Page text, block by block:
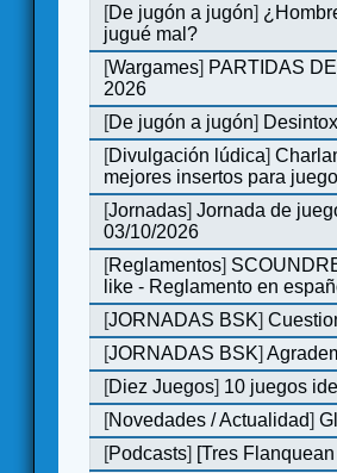
[De jugón a jugón]
jugué mal?
[Wargames] PARTIDAS
2026
[De jugón a jugón]
[Divulgación lúdica]
mejores insertos para
[Jornadas]Jornada de
03/10/2026
[Reglamentos]
like - Reglamento en
[JORNADAS BSK]
[JORNADAS BSK]
[Diez Juegos] 10 juegos
[Novedades / Actualidad]
[Podcasts] [Tres